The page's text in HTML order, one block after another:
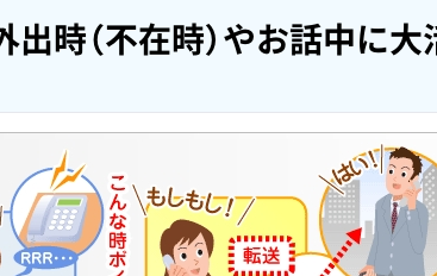
出時（不在時）やお話中に大